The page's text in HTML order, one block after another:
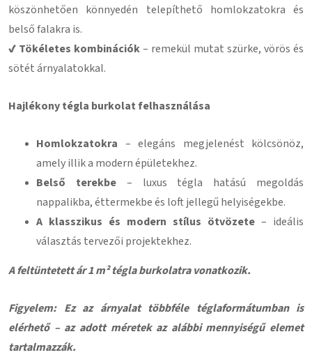
köszönhetően könnyedén telepíthető homlokzatokra és
belső falakra is.
✔ Tökéletes kombinációk– remekül mutat szürke, vörös és
sötét árnyalatokkal.
Hajlékony tégla burkolat felhasználása
Homlokzatokra – elegáns megjelenést kölcsönöz,
amely illik a modern épületekhez.
Belső terekbe– luxus tégla hatású megoldás
nappalikba, éttermekbe és loft jellegű helyiségekbe.
A klasszikus és modern stílus ötvözete – ideális
választás tervezői projektekhez.
A feltüntetett ár 1 m² tégla burkolatra vonatkozik.
Figyelem: Ez az árnyalat többféle téglaformátumban is
elérhető – az adott méretek az alábbi mennyiségű elemet
tartalmazzák.